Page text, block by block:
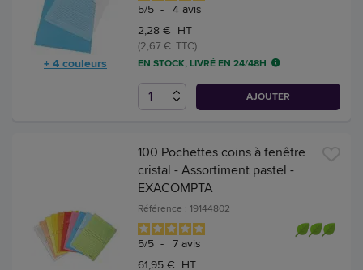
+ 4 couleurs
5/5 - 4 avis
2,28 € HT
(2,67 € TTC)
EN STOCK, LIVRÉ EN 24/48H
AJOUTER
100 Pochettes coins à fenêtre
cristal - Assortiment pastel -
EXACOMPTA
Référence : 19144802
5/5 - 7 avis
61,95 € HT